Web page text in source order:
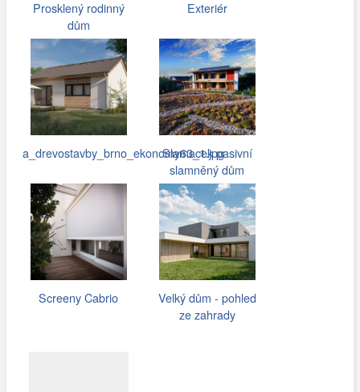
Prosklený rodinný
dům
Exteriér
a_drevostavby_brno_ekonomy63_1.jpg
Slamacek pasivní
slamněný dům
Screeny Cabrio
Velký dům - pohled
ze zahrady